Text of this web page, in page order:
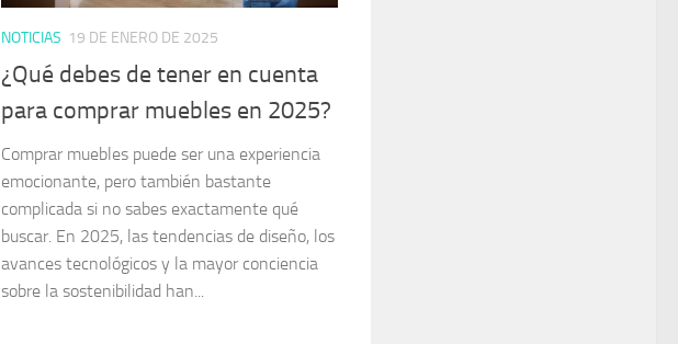
NOTICIAS 19 DE ENERO DE 2025
¿Qué debes de tener en cuenta
para comprar muebles en 2025?
Comprar muebles puede ser una experiencia
emocionante, pero también bastante
complicada si no sabes exactamente qué
buscar. En 2025, las tendencias de diseño, los
avances tecnológicos y la mayor conciencia
sobre la sostenibilidad han...